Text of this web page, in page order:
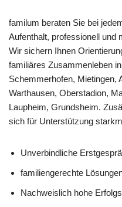
familum beraten Sie bei
Aufenthalt, professionell und
Wir sichern Ihnen
familiäres Zusammenleben
Schemmerhofen, Mietingen,
Warthausen, Oberstadion,
Laupheim, Grundsheim.
sich für Unterstützung
Unverbindliche
familiengerechte
Nachweislich hohe